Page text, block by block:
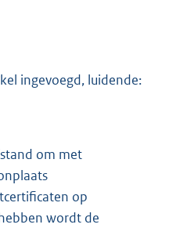
ingevoegd, luidende:
om met
op
wordt de